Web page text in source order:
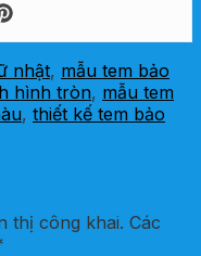
nhật, mẫu tem bảo
hình tròn, mẫu tem
, thiết kế tem bảo
thị công khai. Các